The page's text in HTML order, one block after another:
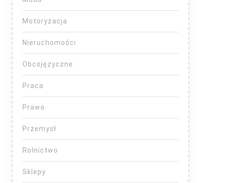
Motoryzacja
Nieruchomości
Obcojęzyczne
Praca
Prawo
Przemysł
Rolnictwo
Sklepy